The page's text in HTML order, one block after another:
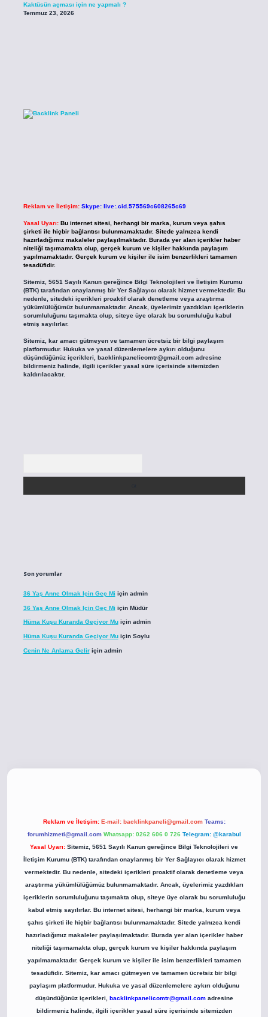
Kaktüsün açması için ne yapmalı ?
Temmuz 23, 2026
Reklam ve İletişim: Skype: live:.cid.575569c608265c69
Yasal Uyarı: Bu internet sitesi, herhangi bir marka, kurum veya şahıs
şirketi ile hiçbir bağlantısı bulunmamaktadır. Sitede yalnızca kendi
hazırladığımız makaleler paylaşılmaktadır. Burada yer alan içerikler haber
niteliği taşımamakta olup, gerçek kurum ve kişiler hakkında paylaşım
yapılmamaktadır. Gerçek kurum ve kişiler ile isim benzerlikleri tamamen
tesadüfidir.
Sitemiz, 5651 Sayılı Kanun gereğince Bilgi Teknolojileri ve İletişim Kurumu
(BTK) tarafından onaylanmış bir Yer Sağlayıcı olarak hizmet vermektedir. Bu
nedenle, sitedeki içerikleri proaktif olarak denetleme veya araştırma
yükümlülüğümüz bulunmamaktadır. Ancak, üyelerimiz yazdıkları içeriklerin
sorumluluğunu taşımakta olup, siteye üye olarak bu sorumluluğu kabul
etmiş sayılırlar.
Sitemiz, kar amacı gütmeyen ve tamamen ücretsiz bir bilgi paylaşım
platformudur. Hukuka ve yasal düzenlemelere aykırı olduğunu
düşündüğünüz içerikleri, backlinkpanelicomtr@gmail.comadresine
bildirmeniz halinde, ilgili içerikler yasal süre içerisinde sitemizden
kaldırılacaktır.
Son yorumlar
36 Yaş Anne Olmak Için Geç Mi için admin
36 Yaş Anne Olmak Için Geç Mi için Müdür
Hüma Kuşu Kuranda Geçiyor Muiçin admin
Hüma Kuşu Kuranda Geçiyor Muiçin Soylu
Cenin Ne Anlama Geliriçin admin
Reklam ve İletişim: E-mail: backlinkpaneli@gmail.com Teams:
forumhizmeti@gmail.com Whatsapp: 0262 606 0 726 Telegram: @karabul
Yasal Uyarı: Sitemiz, 5651 Sayılı Kanun gereğince Bilgi Teknolojileri ve
İletişim Kurumu (BTK) tarafından onaylanmış bir Yer Sağlayıcı olarak hizmet
vermektedir. Bu nedenle, sitedeki içerikleri proaktif olarak denetleme veya
araştırma yükümlülüğümüz bulunmamaktadır. Ancak, üyelerimiz yazdıkları
içeriklerin sorumluluğunu taşımakta olup, siteye üye olarak bu sorumluluğu
kabul etmiş sayılırlar. Bu internet sitesi, herhangi bir marka, kurum veya
şahıs şirketi ile hiçbir bağlantısı bulunmamaktadır. Sitede yalnızca kendi
hazırladığımız makaleler paylaşılmaktadır. Burada yer alan içerikler haber
niteliği taşımamakta olup, gerçek kurum ve kişiler hakkında paylaşım
yapılmamaktadır. Gerçek kurum ve kişiler ile isim benzerlikleri tamamen
tesadüfidir. Sitemiz, kar amacı gütmeyen ve tamamen ücretsiz bir bilgi
paylaşım platformudur. Hukuka ve yasal düzenlemelere aykırı olduğunu
düşündüğünüz içerikleri, backlinkpanelicomtr@gmail.comadresine
bildirmeniz halinde, ilgili içerikler yasal süre içerisinde sitemizden